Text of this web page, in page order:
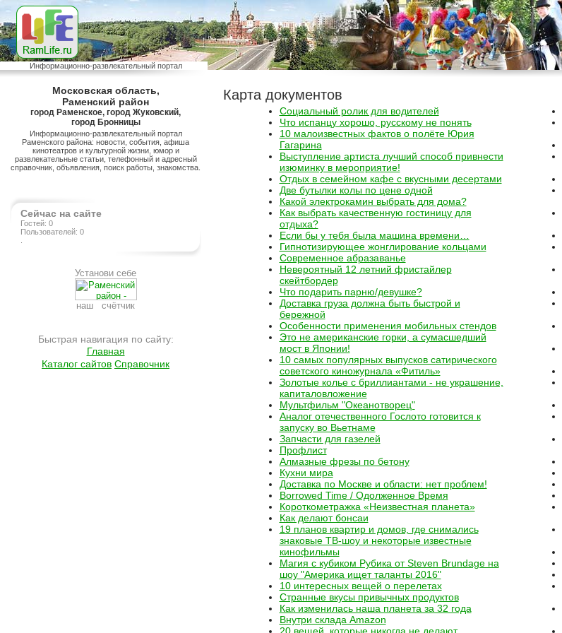
Информационно-развлекательный портал
Московская область,
Раменский район
город Раменское, город Жуковский,
город Бронницы
Информационно-развлекательный портал
Раменского района: новости, события, афиша
кинотеатров и культурной жизни, юмор и
развлекательные статьи, телефонный и адресный
справочник, объявления, поиск работы, знакомства.
Сейчас на сайте
Гостей: 0
Пользователей: 0
Установи себе
наш счётчик
Быстрая навигация по сайту:
Главная
Каталог сайтов Справочник
Карта документов
Социальный ролик для водителей
Что испанцу хорошо, русскому не понять
10 малоизвестных фактов о полёте Юрия
Гагарина
Выступление артиста лучший способ привнести
изюминку в мероприятие!
Отдых в семейном кафе с вкусными десертами
Две бутылки колы по цене одной
Какой электрокамин выбрать для дома?
Как выбрать качественную гостиницу для
отдыха?
Если бы у тебя была машина времени…
Гипнотизирующее жонглирование кольцами
Современное абразаванье
Невероятный 12 летний фристайлер
скейтбордер
Что подарить парню/девушке?
Доставка груза должна быть быстрой и
бережной
Особенности применения мобильных стендов
Это не американские горки, а сумасшедший
мост в Японии!
10 самых популярных выпусков сатирического
советского киножурнала «Фитиль»
Золотые колье с бриллиантами - не украшение,
капиталовложение
Мультфильм "Океанотворец"
Аналог отечественного Гослото готовится к
запуску во Вьетнаме
Запчасти для газелей
Профлист
Алмазные фрезы по бетону
Кухни мира
Доставка по Москве и области: нет проблем!
Borrowed Time / Одолженное Время
Короткометражка «Неизвестная планета»
Как делают бонсаи
19 планов квартир и домов, где снимались
знаковые ТВ-шоу и некоторые известные
кинофильмы
Магия с кубиком Рубика от Steven Brundage на
шоу "Америка ищет таланты 2016"
10 интересных вещей о перелетах
Странные вкусы привычных продуктов
Как изменилась наша планета за 32 года
Внутри склада Amazon